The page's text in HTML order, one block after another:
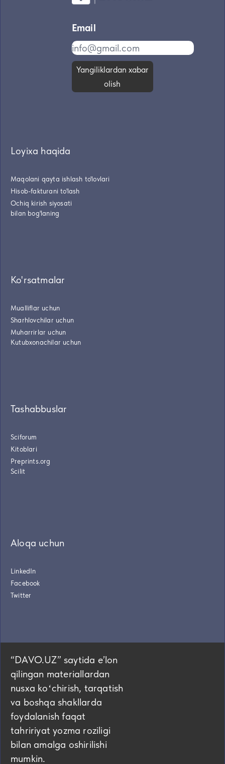
Email
Yangiliklardan xabar
olish
Loyixa haqida
Maqolani qayta ishlash to'lovlari
Hisob-fakturani to'lash
Ochiq kirish siyosati
bilan bog'laning
Ko'rsatmalar
Mualliflar uchun
Sharhlovchilar uchun
Muharrirlar uchun
Kutubxonachilar uchun
Tashabbuslar
Sciforum
Kitoblari
Preprints.org
Scilit
Aloqa uchun
LinkedIn
Facebook
Twitter
“DAVO.UZ” saytida eʼlon
qilingan materiallardan
nusxa koʻchirish, tarqatish
va boshqa shakllarda
foydalanish faqat
tahririyat yozma roziligi
bilan amalga oshirilishi
mumkin.